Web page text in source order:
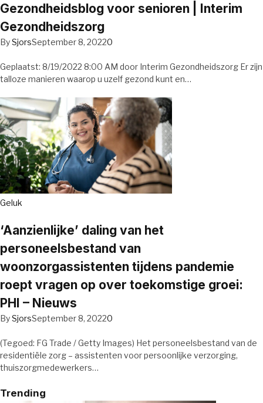
Gezondheidsblog voor senioren | Interim
Gezondheidszorg
BySjorsSeptember 8, 20220
Geplaatst: 8/19/2022 8:00 AM door Interim Gezondheidszorg Er zijn
talloze manieren waarop u uzelf gezond kunt en…
Geluk
‘Aanzienlijke’ daling van het
personeelsbestand van
woonzorgassistenten tijdens pandemie
roept vragen op over toekomstige groei:
PHI – Nieuws
BySjorsSeptember 8, 20220
(Tegoed: FG Trade / Getty Images) Het personeelsbestand van de
residentiële zorg – assistenten voor persoonlijke verzorging,
thuiszorgmedewerkers…
Trending